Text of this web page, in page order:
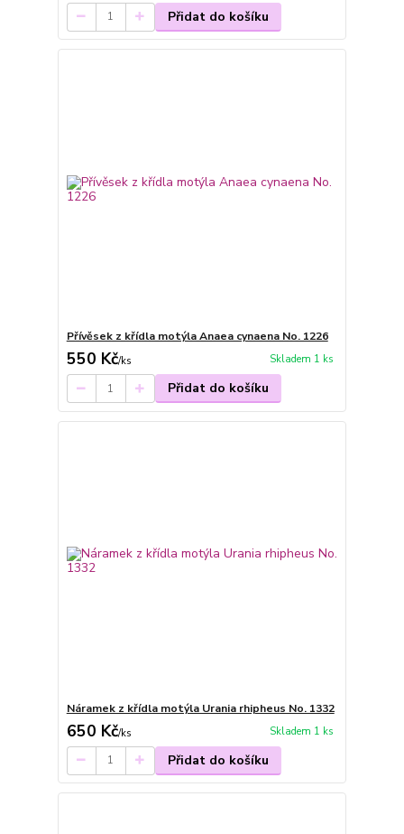
Přidat do košíku
Přívěsek z křídla motýla Anaea cynaena No. 1226
550 Kč/ks Skladem 1 ks
Přidat do košíku
Náramek z křídla motýla Urania rhipheus No. 1332
650 Kč/ks Skladem 1 ks
Přidat do košíku